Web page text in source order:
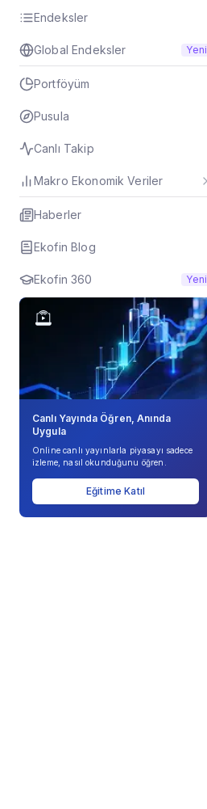
Endeksler
Global Endeksler Yeni
Portföyüm
Pusula
Canlı Takip
Makro Ekonomik Veriler
Haberler
Ekofin Blog
Ekofin 360 Yeni
Canlı Yayında Öğren, Anında
Uygula
Online canlı yayınlarla piyasayı sadece
izleme, nasıl okunduğunu öğren.
Eğitime Katıl